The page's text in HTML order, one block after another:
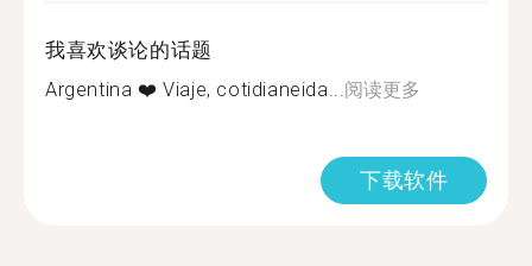
我喜欢谈论的话题
Argentina ❤️ Viaje, cotidianeida... 阅读更多
下载软件